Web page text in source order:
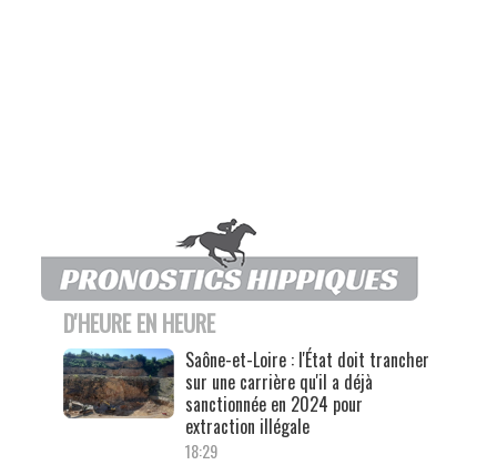
D'HEURE EN HEURE
Saône-et-Loire : l'État doit trancher
sur une carrière qu'il a déjà
sanctionnée en 2024 pour
extraction illégale
18:29